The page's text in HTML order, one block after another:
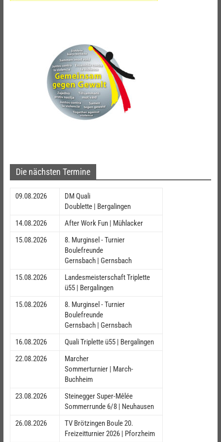
Die nächsten Termine
09.08.2026
DM Quali
Doublette | Bergalingen
14.08.2026
After Work Fun | Mühlacker
15.08.2026
8. Murginsel - Turnier
Boulefreunde
Gernsbach | Gernsbach
15.08.2026
Landesmeisterschaft Triplette
ü55 | Bergalingen
15.08.2026
8. Murginsel - Turnier
Boulefreunde
Gernsbach | Gernsbach
16.08.2026
Quali Triplette ü55 | Bergalingen
22.08.2026
Marcher
Sommerturnier | March-
Buchheim
23.08.2026
Steinegger Super-Mêlée
Sommerrunde 6/8 | Neuhausen
26.08.2026
TV Brötzingen Boule 20.
Freizeitturnier 2026 | Pforzheim